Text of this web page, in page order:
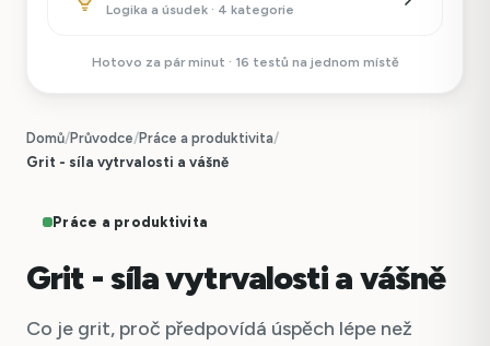
Logika a úsudek · 4 kategorie
Hotovo za pár minut · 16 testů na jednom místě
Domů/Průvodce/Práce a produktivita/
Grit - síla vytrvalosti a vášně
Práce a produktivita
Grit - síla vytrvalosti a vášně
Co je grit, proč předpovídá úspěch lépe než